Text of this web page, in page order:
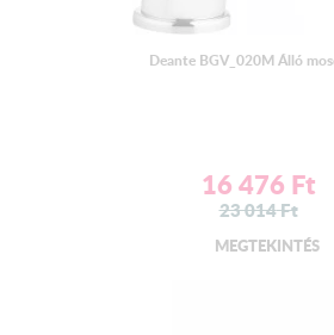
Deante BGV_020M Álló
16 476 Ft
23 014Ft
MEGTEKINTÉS